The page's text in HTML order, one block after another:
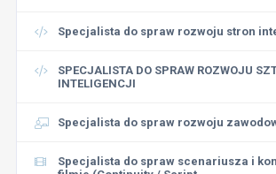
Specjalista do spraw rozwoju stron
SPECJALISTA DO SPRAW ROZWOJU
INTELIGENCJI
Specjalista do spraw rozwoju
Specjalista do spraw scenariusza i